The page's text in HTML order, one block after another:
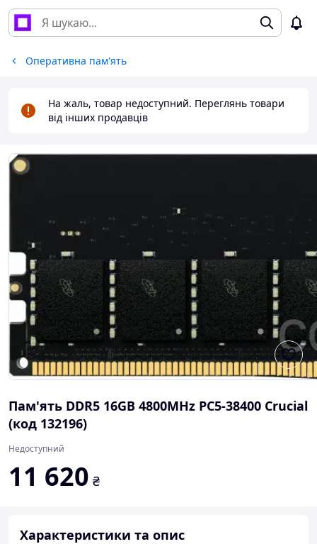
Оперативна пам'ять
На жаль, товар недоступний. Переглянь товари
від інших продавців
Пам'ять DDR5 16GB 4800MHz PC5-38400 Crucial
(код 132196)
Недоступний
11 620 ₴
Характеристики та опис